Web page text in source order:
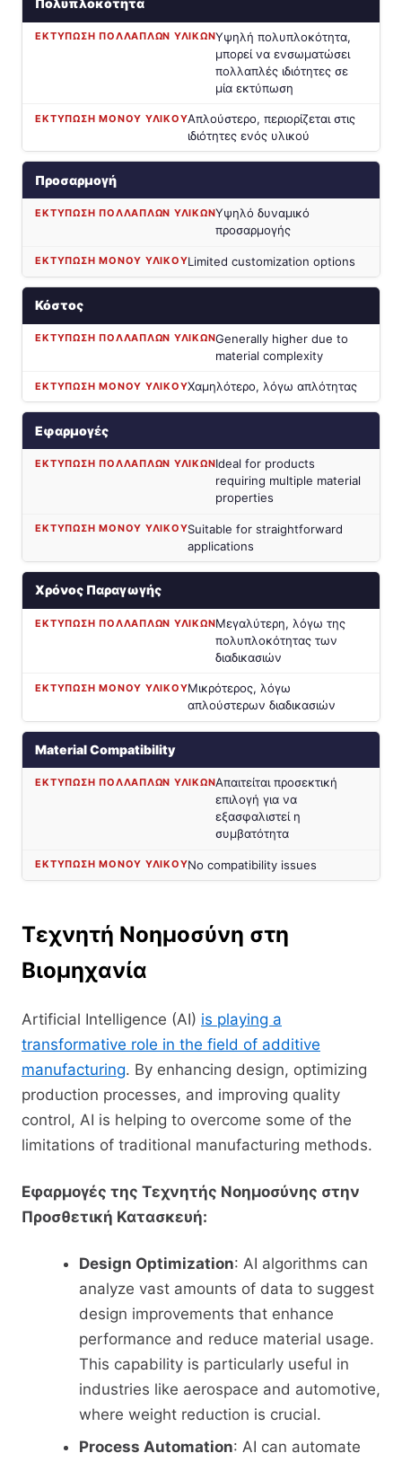
Πολυπλοκότητα
Υψηλή πολυπλοκότητα,
μπορεί να ενσωματώσει
πολλαπλές ιδιότητες σε
μία εκτύπωση
Απλούστερο, περιορίζεται στις
ιδιότητες ενός υλικού
Προσαρμογή
Υψηλό δυναμικό
προσαρμογής
Limited customization options
Κόστος
Generally higher due to
material complexity
Χαμηλότερο, λόγω απλότητας
Εφαρμογές
Ideal for products
requiring multiple material
properties
Suitable for straightforward
applications
Χρόνος Παραγωγής
Μεγαλύτερη, λόγω της
πολυπλοκότητας των
διαδικασιών
Μικρότερος, λόγω
απλούστερων διαδικασιών
Material Compatibility
Απαιτείται προσεκτική
επιλογή για να
εξασφαλιστεί η
συμβατότητα
No compatibility issues
Τεχνητή Νοημοσύνη στη
Βιομηχανία
Artificial Intelligence (AI) is playing a
transformative role in the field of additive
manufacturing. By enhancing design, optimizing
production processes, and improving quality
control, AI is helping to overcome some of the
limitations of traditional manufacturing methods.
Εφαρμογές της Τεχνητής Νοημοσύνης στην
Προσθετική Κατασκευή:
Design Optimization: AI algorithms can
analyze vast amounts of data to suggest
design improvements that enhance
performance and reduce material usage.
This capability is particularly useful in
industries like aerospace and automotive,
where weight reduction is crucial.
Process Automation: AI can automate